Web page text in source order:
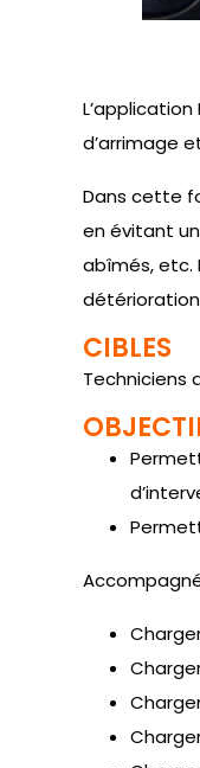
d’arrimage
Dans cette
en évitant
abîmés, etc.
CIBLES
Techniciens